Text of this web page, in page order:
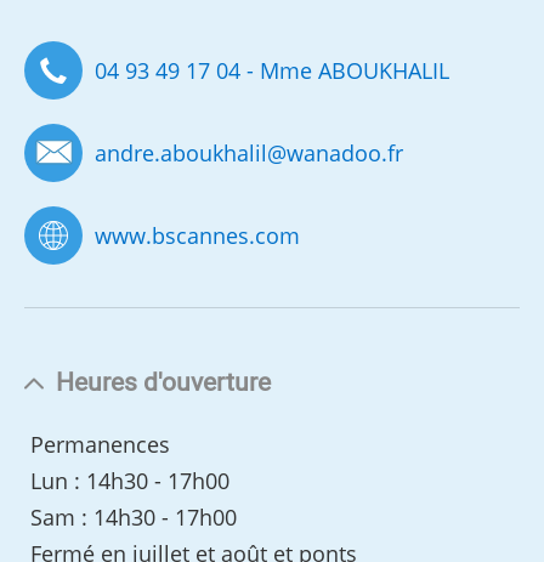
04 93 49 17 04 - Mme ABOUKHALIL
andre.aboukhalil@wanadoo.fr
www.bscannes.com
Heures d'ouverture
Permanences
Lun : 14h30 - 17h00
Sam : 14h30 - 17h00
Fermé en juillet et août et ponts